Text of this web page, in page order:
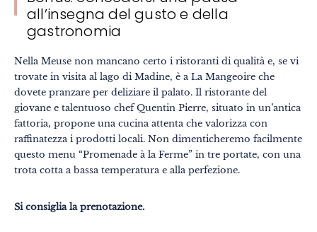
all’insegna del gusto e della
gastronomia
Nella Meuse non mancano certo i ristoranti di qualità e, se vi
trovate in visita al lago di Madine, è a La Mangeoire che
dovete pranzare per deliziare il palato. Il ristorante del
giovane e talentuoso chef Quentin Pierre, situato in un’antica
fattoria, propone una cucina attenta che valorizza con
raffinatezza i prodotti locali. Non dimenticheremo facilmente
questo menu “Promenade à la Ferme” in tre portate, con una
trota cotta a bassa temperatura e alla perfezione.
Si consiglia la prenotazione.